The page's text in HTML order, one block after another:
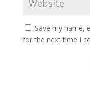
Save my name,
for the next time I